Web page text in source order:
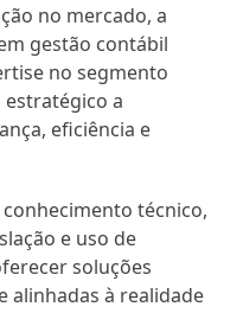
no mercado, a
gestão contábil
no segmento
a
eficiência e
técnico,
e uso de
soluções
alinhadas à realidade